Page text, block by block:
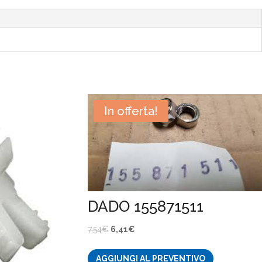
In offerta!
DADO 155871511
7,54€ Il
originale
6,41€
attuale
AGGIUNGI AL PREVENTIVO